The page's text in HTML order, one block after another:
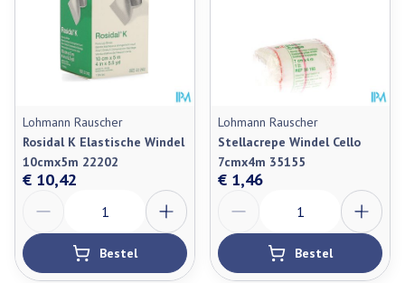
Lohmann Rauscher
Rosidal K Elastische Windel
10cmx5m 22202
€ 10,42
Bestel
Lohmann Rauscher
Stellacrepe Windel Cello
7cmx4m 35155
€ 1,46
Bestel